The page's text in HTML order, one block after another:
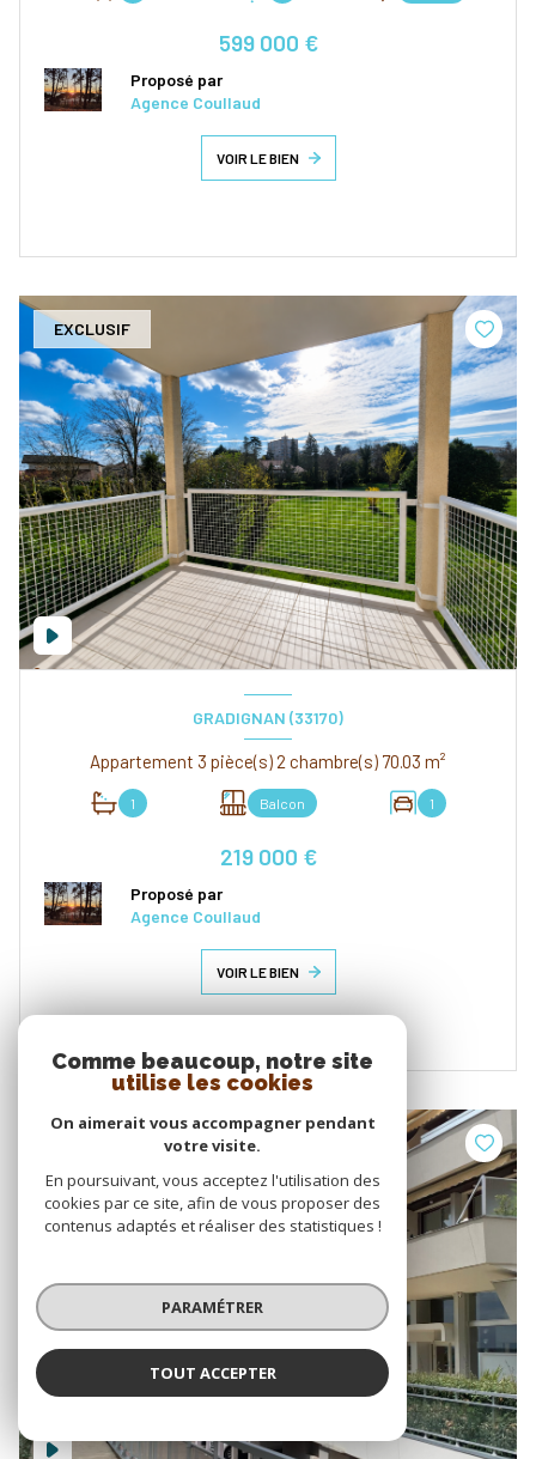
599 000 €
Proposé par
Agence Coullaud
VOIR LE BIEN
EXCLUSIF
GRADIGNAN (33170)
Appartement 3 pièce(s) 2 chambre(s) 70.03 m²
1 Balcon 1
219 000 €
Proposé par
Agence Coullaud
VOIR LE BIEN
Comme beaucoup, notre site
utilise les cookies
On aimerait vous accompagner pendant
votre visite.
En poursuivant, vous acceptez l'utilisation des
cookies par ce site, afin de vous proposer des
contenus adaptés et réaliser des statistiques !
PARAMÉTRER
TOUT ACCEPTER